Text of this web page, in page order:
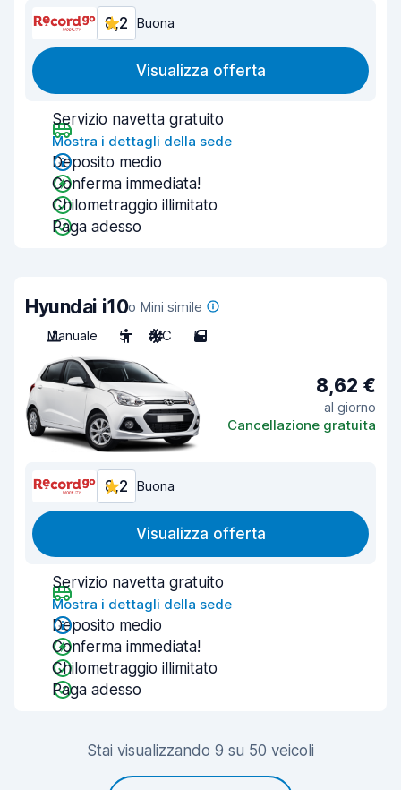
8,2 Buona
Visualizza offerta
Servizio navetta gratuito
Mostra i dettagli della sede
Deposito medio
Conferma immediata!
Chilometraggio illimitato
Paga adesso
Hyundai i10o Mini simile
Manuale
5 A/C 5
8,62 €
al giorno
Cancellazione gratuita
8,2 Buona
Visualizza offerta
Servizio navetta gratuito
Mostra i dettagli della sede
Deposito medio
Conferma immediata!
Chilometraggio illimitato
Paga adesso
Stai visualizzando 9 su 50 veicoli